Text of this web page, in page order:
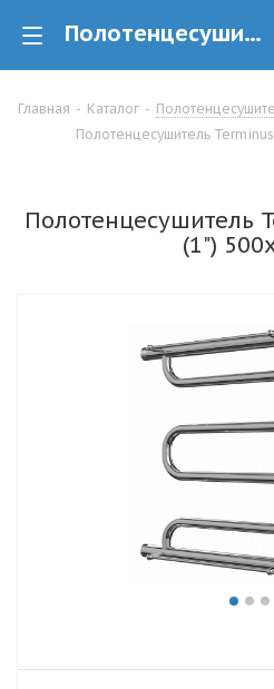
Полотенцесушитель Terminus Фокстрот (1") 500х600 купить в Минске
Главная - Каталог -
Полотенцесушитель
Полотенцесушитель
(1")